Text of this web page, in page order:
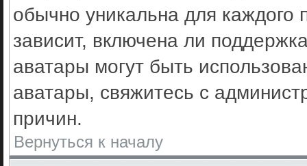
обычно уникальна для каждого
зависит, включена ли
аватары могут быть
аватары, свяжитесь с
причин.
Вернуться к началу